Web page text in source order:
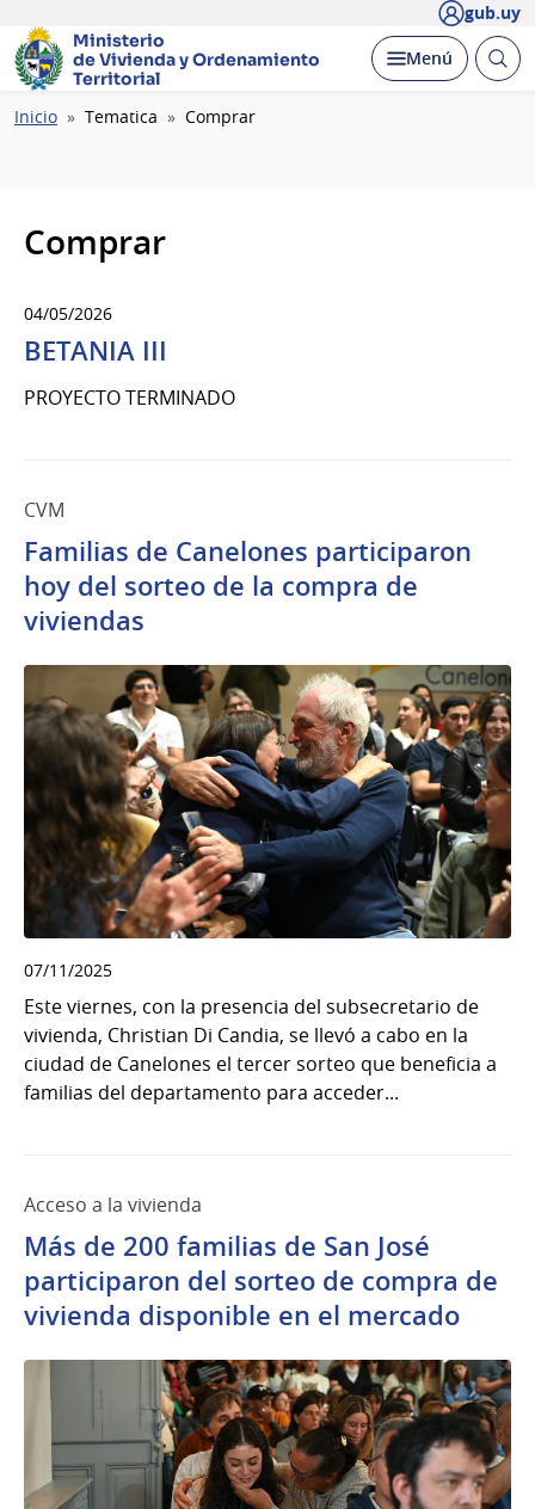
gub.uy
Ministerio
de Vivienda yOrdenamiento
Territorial
Desplegar
Menú Abrir
Ruta
Inicio Tematica Comprar
Comprar
04/05/2026
BETANIA III
PROYECTO TERMINADO
CVM
Familias de Canelones participaron
hoy del sorteo de la compra de
viviendas
07/11/2025
Este viernes, con la presencia del subsecretario de
vivienda, Christian Di Candia, se llevó a cabo en la
ciudad de Canelones el tercer sorteo que beneficia a
familias del departamento para acceder...
Acceso a la vivienda
Más de 200 familias de San José
participaron del sorteo de compra de
vivienda disponible en el mercado